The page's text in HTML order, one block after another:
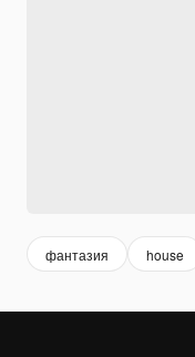
фантазия house